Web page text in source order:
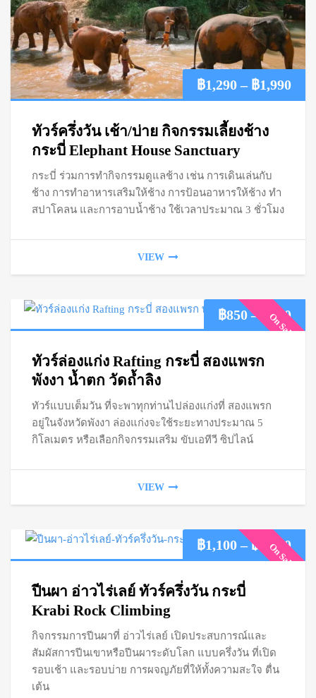
฿1,290 – ฿1,990
ทัวร์ครึ่งวัน เช้า/บ่าย กิจกรรมเลี้ยงช้าง
กระบี่ Elephant House Sanctuary
กระบี่ ร่วมการทำกิจกรรมดูแลช้าง เช่น การเดินเล่นกับ
ช้าง การทำอาหารเสริมให้ช้าง การป้อนอาหารให้ช้าง ทำ
สปาโคลน และการอาบน้ำช้าง ใช้เวลาประมาณ 3 ชั่วโมง
VIEW
On Sale
฿850 – 950
ทัวร์ล่องแก่ง Rafting กระบี่ สองแพรก
พังงา น้ำตก วัดถ้ำลิง
ทัวร์แบบเต็มวัน ที่จะพาทุกท่านไปล่องแก่งที่ สองแพรก
อยู่ในจังหวัดพังงา ล่องแก่งจะใช้ระยะทางประมาณ 5
กิโลเมตร หรือเลือกกิจกรรมเสริม ขับเอทีวี ซิปไลน์
VIEW
On Sale
฿1,100 – ฿ 1,400
ปีนผา อ่าวไร่เลย์ ทัวร์ครึ่งวัน กระบี่
Krabi Rock Climbing
กิจกรรมการปีนผาที่ อ่าวไร่เลย์ เปิดประสบการณ์และ
สัมผัสการปีนเขาหรือปีนผาระดับโลก แบบครึ่งวัน ที่เปิด
รอบเช้า และรอบบ่าย การผจญภัยที่ให้ทั้งความสะใจ ตื่น
เต้น